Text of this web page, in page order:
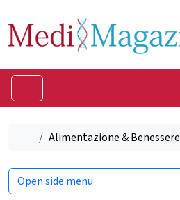
Home
Alimentazione & Benessere
Open side menu